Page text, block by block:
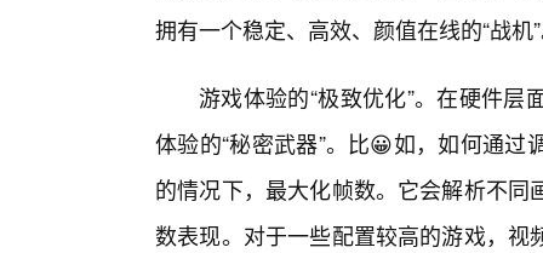
拥有一个稳定、高效、颜值在线的“战机
游戏体验的“极致优化”。在硬件
体验的“秘密武器”。比😀如，如何通
的情况下，最大化帧数。它会解析不
数表现。对于一些配置较高的游戏，